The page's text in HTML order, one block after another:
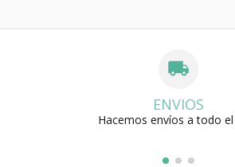
ENVIOS
Hacemos envíos a todo el